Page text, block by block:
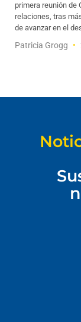
primera reunión de
relaciones, tras
de avanzar en el
Patricia Grogg